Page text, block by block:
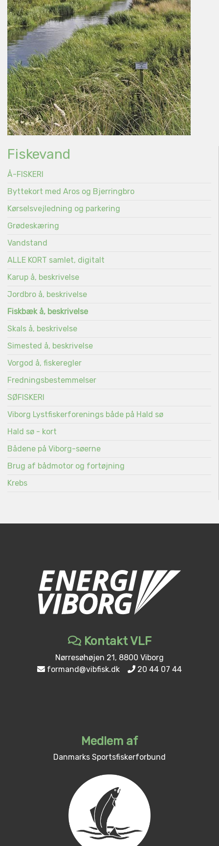
Fiskevand
Å-FISKERI
Byttekort med Aros og Bjerringbro
Kørselsvejledning og parkering
Grødeskæring
Vandstand
ALLE KORT samlet, digitalt
Karup å, beskrivelse
Jordbro å, beskrivelse
Fiskbæk å, beskrivelse
Skals å, beskrivelse
Simested å, beskrivelse
Vorgod å, fiskeregler
Fredningsbestemmelser
SØFISKERI
Viborg Lystfiskerforenings både på Hald sø
Hald sø - kort
Bådene på Viborg-søerne
Brug af bådmotor og fortøjning
Krebs
Kontakt VLF
Nørresøhøjen 21, 8800 Viborg
formand@vibfisk.dk
20 44 07 44
Medlem af
Danmarks Sportsfiskerforbund